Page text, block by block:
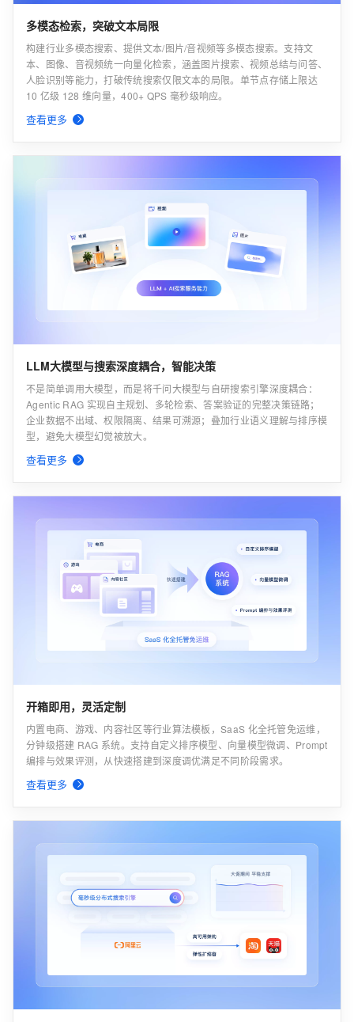
多模态检索，突破文本局限
构建行业多模态搜索、提供文本/图片/音视频等多模态搜索。支持文
本、图像、音视频统一向量化检索，涵盖图片搜索、视频总结与问答、
人脸识别等能力，打破传统搜索仅限文本的局限。单节点存储上限达
10 亿级 128 维向量，400+ QPS 毫秒级响应。
查看更多
LLM大模型与搜索深度耦合，智能决策
不是简单调用大模型，而是将千问大模型与自研搜索引擎深度耦合：
Agentic RAG 实现自主规划、多轮检索、答案验证的完整决策链路；
企业数据不出域、权限隔离、结果可溯源；叠加行业语义理解与排序模
型，避免大模型幻觉被放大。
查看更多
开箱即用，灵活定制
内置电商、游戏、内容社区等行业算法模板，SaaS 化全托管免运维，
分钟级搭建 RAG 系统。支持自定义排序模型、向量模型微调、Prompt
编排与效果评测，从快速搭建到深度调优满足不同阶段需求。
查看更多